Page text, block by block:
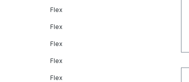
Flex
Flex
Flex
Flex
Flex